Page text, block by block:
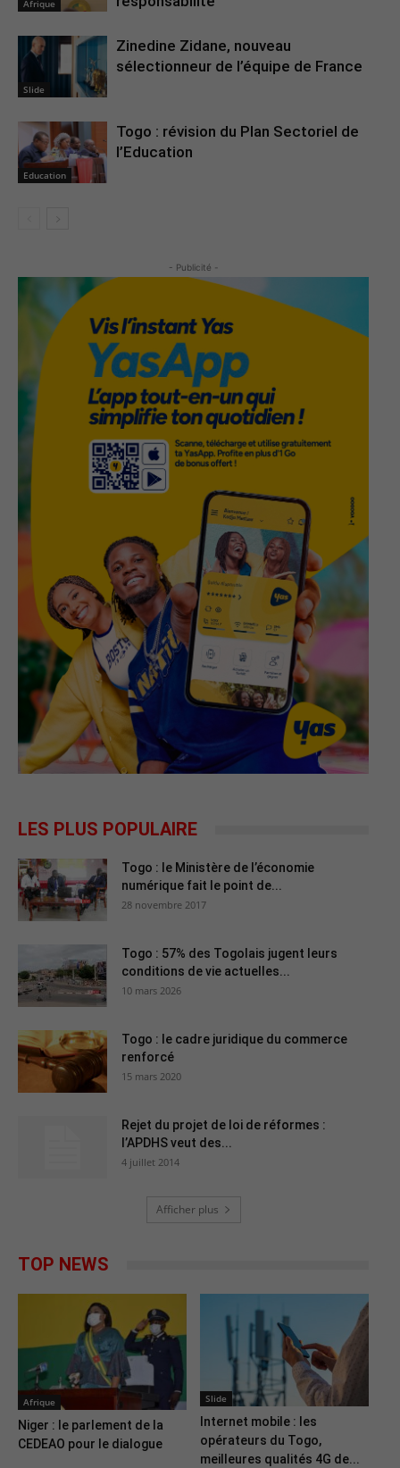
Afrique
Slide
Zinedine Zidane, nouveau
sélectionneur de l’équipe de France
Education
Togo : révision du Plan Sectoriel de
l’Education
- Publicité -
LES PLUS POPULAIRE
Togo : le Ministère de l’économie
numérique fait le point de...
28 novembre 2017
Togo : 57% des Togolais jugent leurs
conditions de vie actuelles...
10 mars 2026
Togo : le cadre juridique du commerce
renforcé
15 mars 2020
Rejet du projet de loi de réformes :
l’APDHS veut des...
4 juillet 2014
Afficher plus
TOP NEWS
Afrique
Niger : le parlement de la
CEDEAO pour le dialogue
Slide
Internet mobile : les
opérateurs du Togo,
meilleures qualités 4G de...